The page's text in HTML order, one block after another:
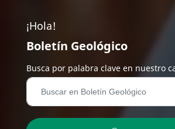
¡Hola!
Boletín Geológico
Busca por palabra clave en nuestro